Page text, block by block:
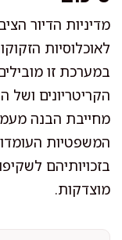
מדיניות הדיור
לאוכלוסיות
במערכת זו
הקריטריונים
מחייבת הבנה
המשפטיות
בזכויותיהם
מוצדקות.